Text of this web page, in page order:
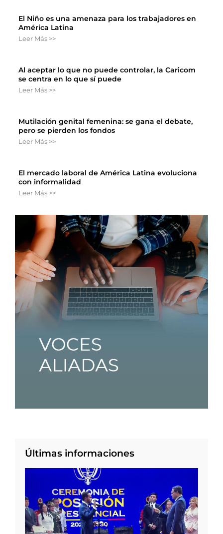
El Niño es una amenaza para los trabajadores en
América Latina
Leer Más >>
Al aceptar lo que no puede controlar, la Caricom
se centra en lo que sí puede
Leer Más >>
Mutilación genital femenina: se gana el debate,
pero se pierden los fondos
Leer Más >>
El mercado laboral de América Latina evoluciona
con informalidad
Leer Más >>
Últimas informaciones